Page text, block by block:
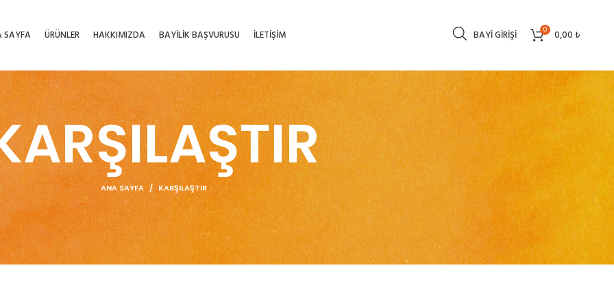
SAYFA ÜRÜNLER HAKKIMIZDA BAYİLİK BAŞVURUSU İLETİŞİM BAYI GIRIŞI 0 0,00₺
ANA SAYFA KARŞILAŞTIR